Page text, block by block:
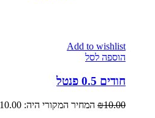
Add to wishlist
הוספה לסל
חודים 0.5 פנטל
₪10.00 המחיר המקורי היה: ₪10.00.